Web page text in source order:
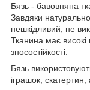
Бязь - бавовняна
Завдяки
нешкідливий, не
Тканина має високі
зносостійкості.
Бязь
іграшок,